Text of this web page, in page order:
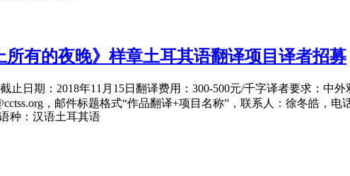
所有的夜晚》样章土耳其语翻译项目译者招募
止日期：2018年11月15日翻译费用：300-500元/千字译者要求：
，邮件标题格式“作品翻译+项目名称”，联系人：徐冬皓，电话
种：汉语土耳其语